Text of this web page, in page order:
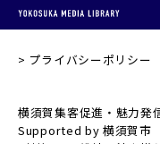
プライバシーポリシー
横須賀集客促進・魅力発
Supported by 横須賀市